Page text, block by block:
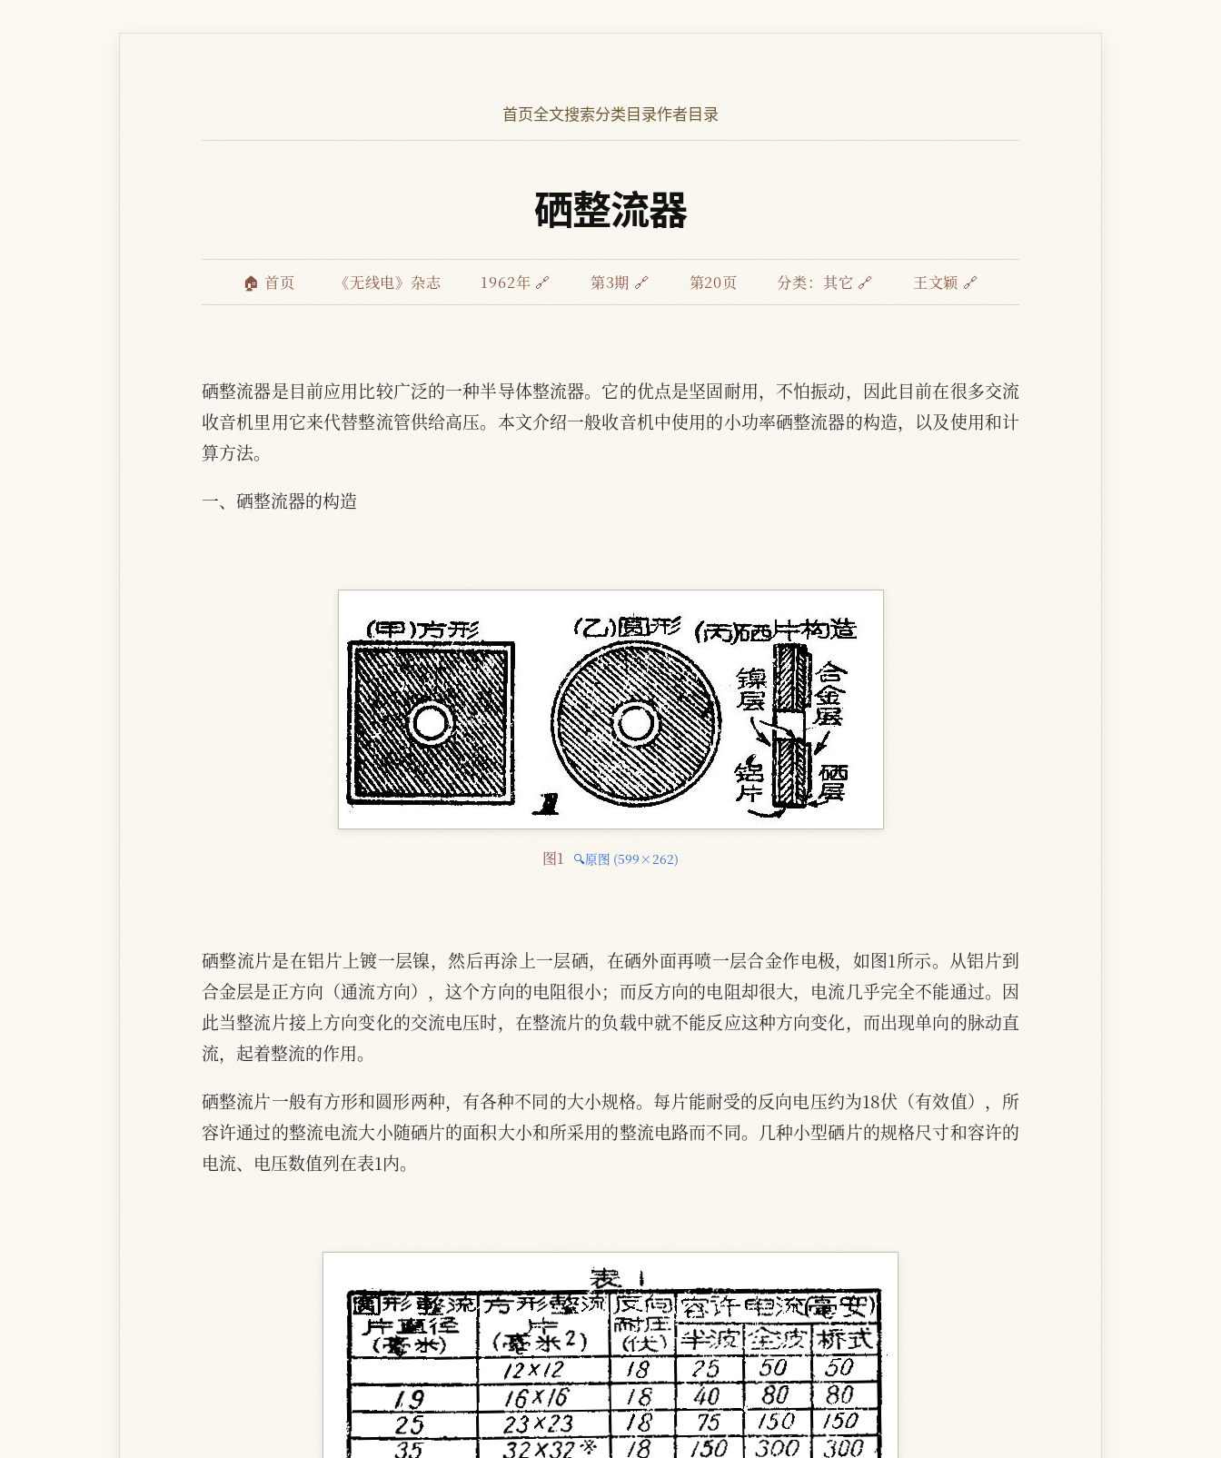
首页全文搜索分类目录作者目录
硒整流器
🏠 首页 《无线电》杂志 1962年 🔗 第3期 🔗 第20页 分类： 其它 🔗 王文颖 🔗
硒整流器是目前应用比较广泛的一种半导体整流器。它的优点是坚固耐用，不怕振动，因此目前在很多交流
收音机里用它来代替整流管供给高压。本文介绍一般收音机中使用的小功率硒整流器的构造，以及使用和计
算方法。
一、硒整流器的构造
图1 🔍原图 (599×262)
硒整流片是在铝片上镀一层镍，然后再涂上一层硒，在硒外面再喷一层合金作电极，如图1所示。从铝片到
合金层是正方向（通流方向），这个方向的电阻很小；而反方向的电阻却很大，电流几乎完全不能通过。因
此当整流片接上方向变化的交流电压时，在整流片的负载中就不能反应这种方向变化，而出现单向的脉动直
流，起着整流的作用。
硒整流片一般有方形和圆形两种，有各种不同的大小规格。每片能耐受的反向电压约为18伏（有效值），所
容许通过的整流电流大小随硒片的面积大小和所采用的整流电路而不同。几种小型硒片的规格尺寸和容许的
电流、电压数值列在表1内。